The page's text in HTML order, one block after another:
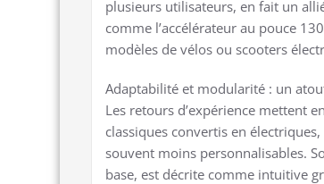
plusieurs utilisateurs, en fait un
comme l’accélérateur au pouce
modèles de vélos ou scooters
Adaptabilité et modularité : un
Les retours d’expérience mettent
classiques convertis en
souvent moins personnalisables.
base, est décrite comme intuitive